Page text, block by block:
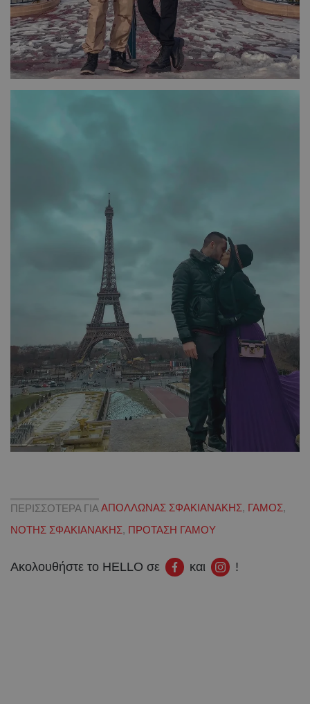
ΠΕΡΙΣΣΟΤΕΡΑ ΓΙΑ ΑΠΟΛΛΩΝΑΣ ΣΦΑΚΙΑΝΑΚΗΣ, ΓΑΜΟΣ,
ΝΟΤΗΣ ΣΦΑΚΙΑΝΑΚΗΣ, ΠΡΟΤΑΣΗ ΓΑΜΟΥ
Ακολουθήστε το HELLO σε και !